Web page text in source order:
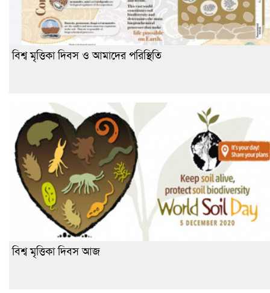
বিশ্ব মৃত্তিকা দিবস ও আমাদের পরিস্থিতি
বিশ্ব মৃত্তিকা দিবস আজ